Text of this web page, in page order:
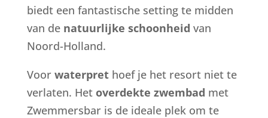
biedt een fantastische setting te midden
van de natuurlijke schoonheid van
Noord-Holland.
Voor waterprethoef je het resort niet te
verlaten. Het overdekte zwembad met
Zwemmersbar is de ideale plek om te